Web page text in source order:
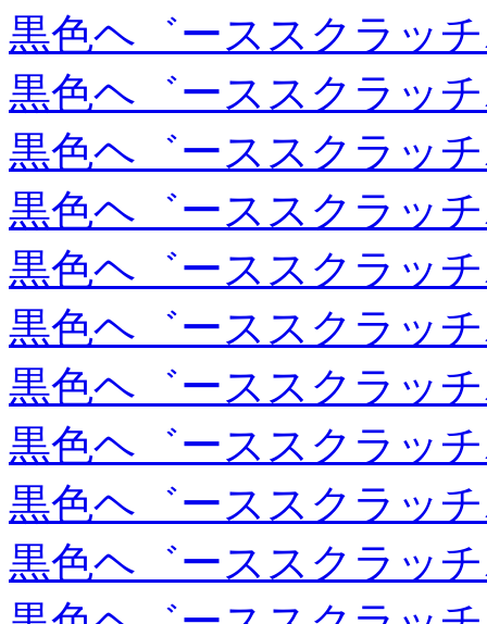
黒色ヘ゛ーススクラッ
黒色ヘ゛ーススクラッ
黒色ヘ゛ーススクラッ
黒色ヘ゛ーススクラッ
黒色ヘ゛ーススクラッ
黒色ヘ゛ーススクラッ
黒色ヘ゛ーススクラッ
黒色ヘ゛ーススクラッ
黒色ヘ゛ーススクラッ
黒色ヘ゛ーススクラッ